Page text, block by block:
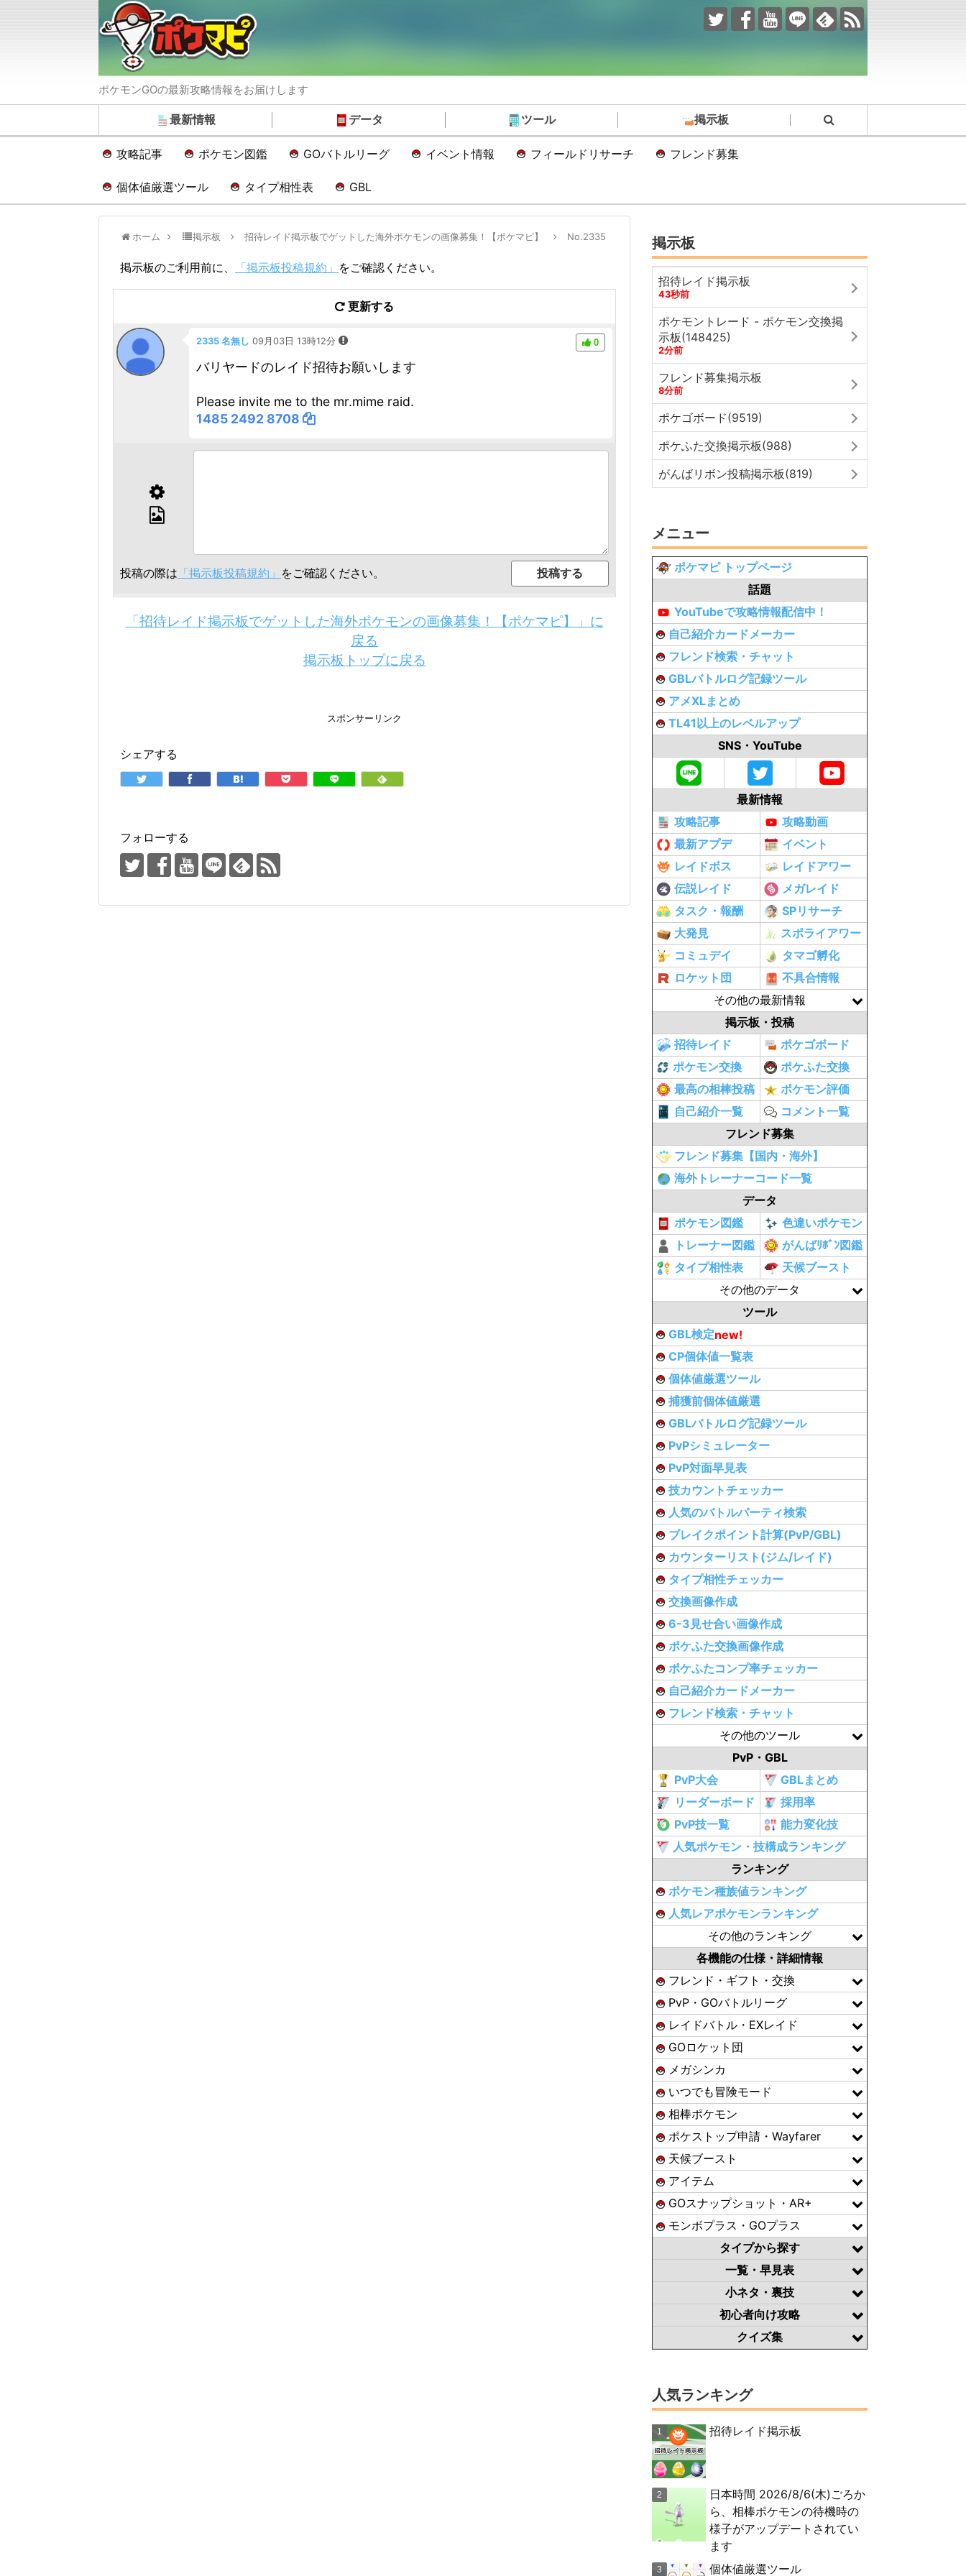
ポケモンGOの最新攻略情報をお届けします
最新情報 データ ツール 掲示板
攻略記事 ポケモン図鑑 GOバトルリーグ イベント情報 フィールドリサーチ フレンド募集
個体値厳選ツール タイプ相性表 GBL
ホーム 掲示板 招待レイド掲示板でゲットした海外ポケモンの画像募集！【ポケマピ】 No.2335
掲示板のご利用前に、 「掲示板投稿規約」 をご確認ください。
更新する
2335 名無し 09月03日 13時12分 0
バリヤードのレイド招待お願いします
Please invite me to the mr.mime raid.
1485 2492 8708
投稿の際は 「掲示板投稿規約」 をご確認ください。
「招待レイド掲示板でゲットした海外ポケモンの画像募集！【ポケマピ】」に
戻る
掲示板トップに戻る
スポンサーリンク
シェアする
フォローする
掲示板
招待レイド掲示板
43秒前
ポケモントレード - ポケモン交換掲
示板(148425)
2分前
フレンド募集掲示板
8分前
ポケゴボード(9519)
ポケふた交換掲示板(988)
がんばリボン投稿掲示板(819)
メニュー
ポケマピ トップページ
話題
YouTubeで攻略情報配信中！
自己紹介カードメーカー
フレンド検索・チャット
GBLバトルログ記録ツール
アメXLまとめ
TL41以上のレベルアップ
SNS・YouTube
最新情報
攻略記事
攻略動画
最新アプデ
イベント
レイドボス
レイドアワー
伝説レイド
メガレイド
タスク・報酬
SPリサーチ
大発見
スポライアワー
コミュデイ
タマゴ孵化
ロケット団
不具合情報
その他の最新情報
掲示板・投稿
招待レイド
ポケゴボード
ポケモン交換
ポケふた交換
最高の相棒投稿
ポケモン評価
自己紹介一覧
コメント一覧
フレンド募集
フレンド募集【国内・海外】
海外トレーナーコード一覧
データ
ポケモン図鑑
色違いポケモン
トレーナー図鑑
がんばﾘﾎﾞﾝ図鑑
タイプ相性表
天候ブースト
その他のデータ
ツール
GBL検定new!
CP個体値一覧表
個体値厳選ツール
捕獲前個体値厳選
GBLバトルログ記録ツール
PvPシミュレーター
PvP対面早見表
技カウントチェッカー
人気のバトルパーティ検索
ブレイクポイント計算(PvP/GBL)
カウンターリスト(ジム/レイド)
タイプ相性チェッカー
交換画像作成
6-3見せ合い画像作成
ポケふた交換画像作成
ポケふたコンプ率チェッカー
自己紹介カードメーカー
フレンド検索・チャット
その他のツール
PvP・GBL
PvP大会
GBLまとめ
リーダーボード
採用率
PvP技一覧
能力変化技
人気ポケモン・技構成ランキング
ランキング
ポケモン種族値ランキング
人気レアポケモンランキング
その他のランキング
各機能の仕様・詳細情報
フレンド・ギフト・交換
PvP・GOバトルリーグ
レイドバトル・EXレイド
GOロケット団
メガシンカ
いつでも冒険モード
相棒ポケモン
ポケストップ申請・Wayfarer
天候ブースト
アイテム
GOスナップショット・AR+
モンボプラス・GOプラス
タイプから探す
一覧・早見表
小ネタ・裏技
初心者向け攻略
クイズ集
人気ランキング
招待レイド掲示板
日本時間 2026/8/6(木)ごろか
ら、相棒ポケモンの待機時の
様子がアップデートされてい
ます
個体値厳選ツール